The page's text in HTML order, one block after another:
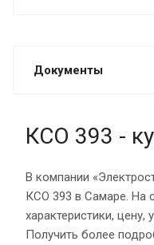
Документы
КСО 393 -
В компании
КСО 393 в Самаре. На
характеристики,
Получить более